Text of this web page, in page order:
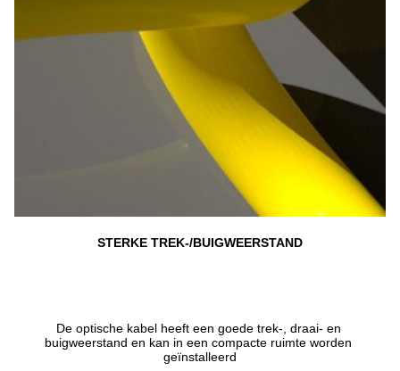
STERKE TREK-/BUIGWEERSTAND
De optische kabel heeft een goede trek-, draai- en
buigweerstand en kan in een compacte ruimte worden
geïnstalleerd